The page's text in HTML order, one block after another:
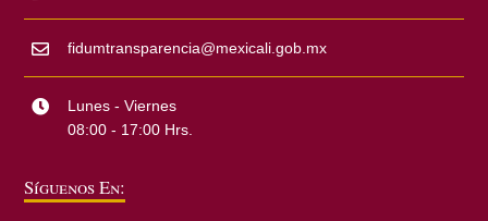
fidumtransparencia@mexicali.gob.mx
Lunes - Viernes
08:00 - 17:00 Hrs.
Síguenos En: